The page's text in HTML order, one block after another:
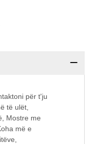
për t'ju
të ulët,
Mostre me
më e